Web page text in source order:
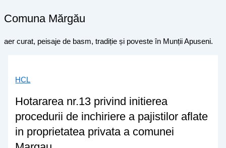
Comuna Mărgău
aer curat, peisaje de basm, tradiție și poveste în Munții Apuseni.
HCL
Hotararea nr.13 privind initierea
procedurii de inchiriere a pajistilor aflate
in proprietatea privata a comunei